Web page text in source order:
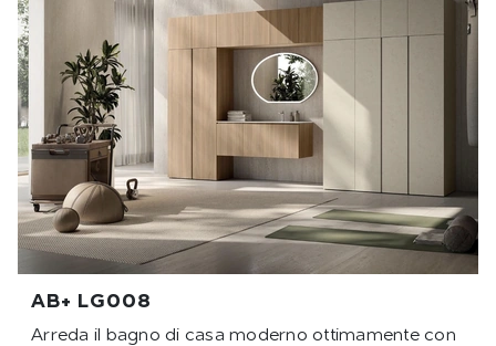
AB+ LG008
Arreda il bagno di casa moderno ottimamente con